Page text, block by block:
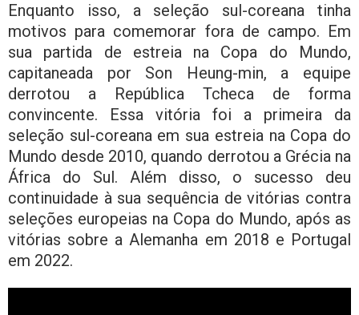
Enquanto isso, a seleção sul-coreana tinha
motivos para comemorar fora de campo. Em
sua partida de estreia na Copa do Mundo,
capitaneada por Son Heung-min, a equipe
derrotou a República Tcheca de forma
convincente. Essa vitória foi a primeira da
seleção sul-coreana em sua estreia na Copa do
Mundo desde 2010, quando derrotou a Grécia na
África do Sul. Além disso, o sucesso deu
continuidade à sua sequência de vitórias contra
seleções europeias na Copa do Mundo, após as
vitórias sobre a Alemanha em 2018 e Portugal
em 2022.